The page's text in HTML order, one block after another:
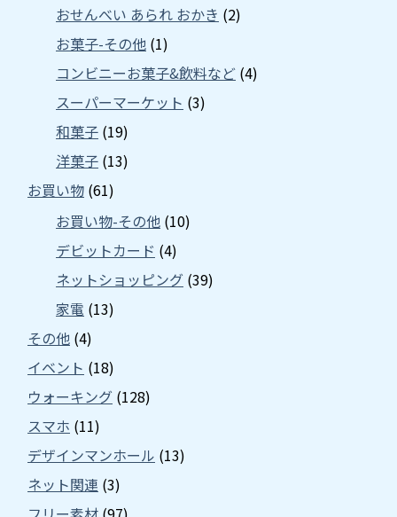
おせんべい あられ おかき (2)
お菓子-その他 (1)
コンビニーお菓子&飲料など (4)
スーパーマーケット (3)
和菓子 (19)
洋菓子 (13)
お買い物 (61)
お買い物-その他 (10)
デビットカード (4)
ネットショッピング (39)
家電 (13)
その他 (4)
イベント (18)
ウォーキング (128)
スマホ (11)
デザインマンホール (13)
ネット関連 (3)